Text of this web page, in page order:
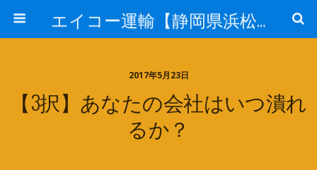
エイコー運輸【静岡県浜松市】
2017年5月23日
【3択】あなたの会社はいつ潰れ
るか？